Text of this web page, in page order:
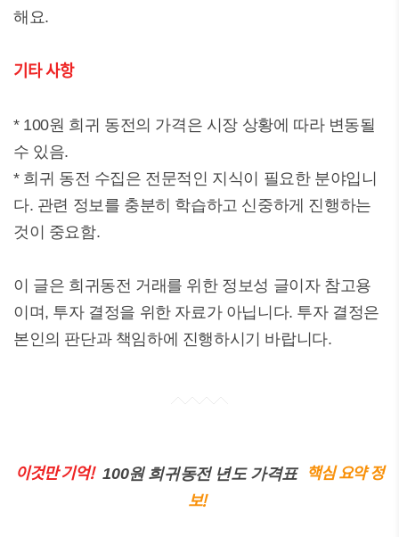
해요.
기타 사항
* 100원 희귀 동전의 가격은 시장 상황에 따라 변동될
수 있음.
* 희귀 동전 수집은 전문적인 지식이 필요한 분야입니
다. 관련 정보를 충분히 학습하고 신중하게 진행하는
것이 중요함.
이 글은 희귀동전 거래를 위한 정보성 글이자 참고용
이며, 투자 결정을 위한 자료가 아닙니다. 투자 결정은
본인의 판단과 책임하에 진행하시기 바랍니다.
이것만 기억! 100원 희귀동전 년도 가격표 핵심 요약 정
보!